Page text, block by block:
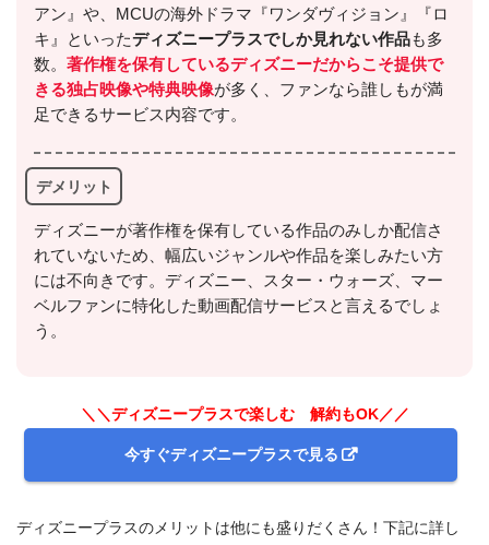
アン』や、MCUの海外ドラマ『ワンダヴィジョン』『ロ
キ』といったディズニープラスでしか見れない作品も多
数。 著作権を保有しているディズニーだからこそ提供で
きる独占映像や特典映像が多く、ファンなら誰しもが満
足できるサービス内容です。
デメリット
ディズニーが著作権を保有している作品のみしか配信さ
れていないため、幅広いジャンルや作品を楽しみたい方
には不向きです。ディズニー、スター・ウォーズ、マー
ベルファンに特化した動画配信サービスと言えるでしょ
う。
＼＼ディズニープラスで楽しむ 解約もOK／／
今すぐディズニープラスで見る
ディズニープラスのメリットは他にも盛りだくさん！下記に詳し